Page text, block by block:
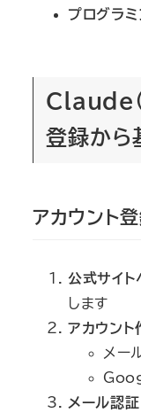
プログラ
Claude（
登録から
アカウント
公式サイト
します
アカウント
メー
メール認証